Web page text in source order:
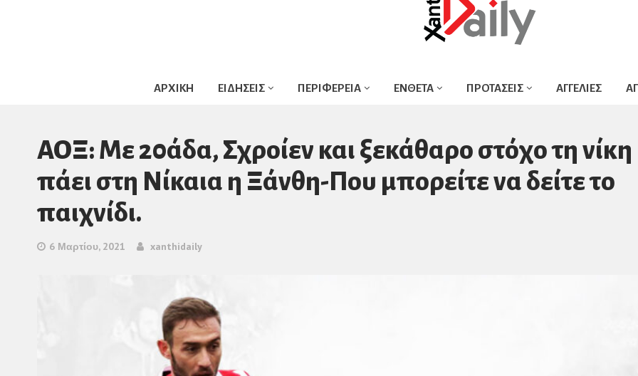
ΑΡΧΙΚΗ ΕΙΔΗΣΕΙΣ ΠΕΡΙΦΕΡΕΙΑ ΕΝΘΕΤΑ ΠΡΟΤΑΣΕΙΣ ΑΓΓΕΛΙΕΣ
ΑΟΞ: Με 20άδα, Σχροίεν και ξεκάθαρo στόχο τη νίκη
πάει στη Νίκαια η Ξάνθη-Που μπορείτε να δείτε το
παιχνίδι.
6 Μαρτίου, 2021 xanthidaily